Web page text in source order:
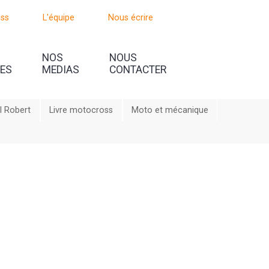
L'équipe Nous écrire
NOS
MEDIAS
NOUS
CONTACTER
Robert Livre motocross Moto et mécanique